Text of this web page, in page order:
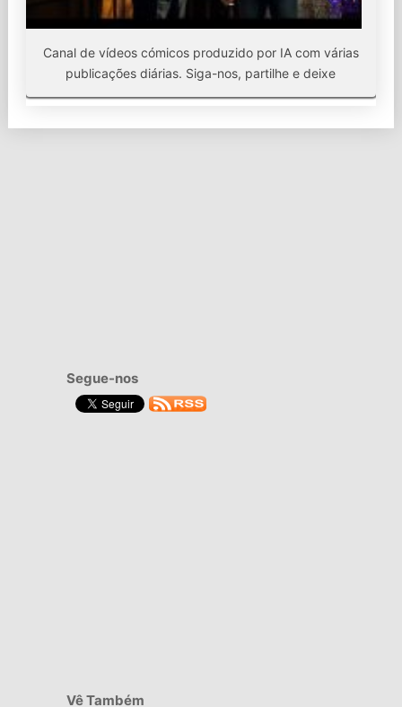
Canal de vídeos cómicos produzido por IA com várias
publicações diárias. Siga-nos, partilhe e deixe
Segue-nos
Vê Também